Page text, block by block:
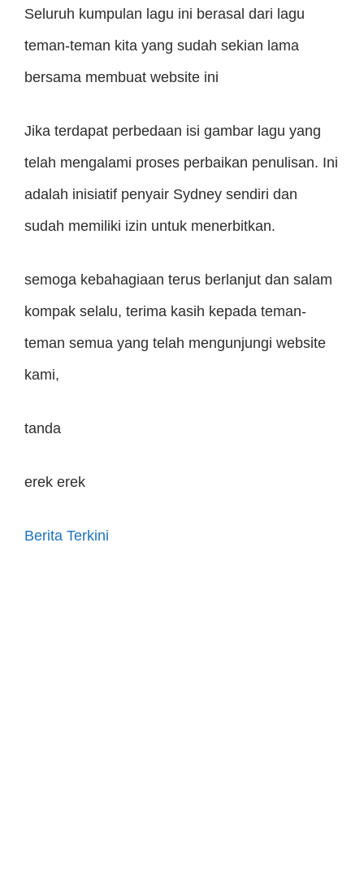
Seluruh kumpulan lagu ini berasal dari lagu
teman-teman kita yang sudah sekian lama
bersama membuat website ini
Jika terdapat perbedaan isi gambar lagu yang
telah mengalami proses perbaikan penulisan. Ini
adalah inisiatif penyair Sydney sendiri dan
sudah memiliki izin untuk menerbitkan.
semoga kebahagiaan terus berlanjut dan salam
kompak selalu, terima kasih kepada teman-
teman semua yang telah mengunjungi website
kami,
tanda
erek erek
Berita Terkini